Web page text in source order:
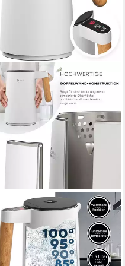
BALTER
Wasserkocher hochwertiger
Teekocher aus Edelstahl, 1.5 l,
2200,00 W, kabelloser
Wasserkocher mit